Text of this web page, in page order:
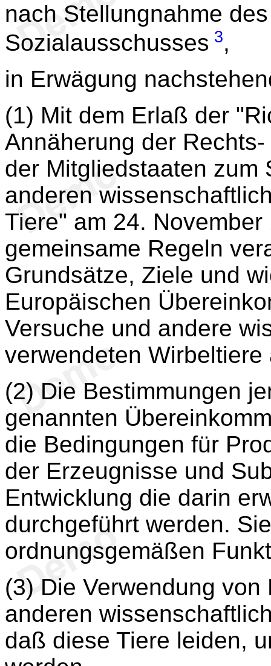
nach Stellungnahme
Sozialausschusses 3,
in Erwägung
(1) Mit dem Erlaß der
Annäherung der
der Mitgliedstaaten zum
anderen
Tiere" am 24.
gemeinsame Regeln
Grundsätze, Ziele und
Europäischen
Versuche und andere
verwendeten Wirbeltiere
(2) Die Bestimmungen
genannten
die Bedingungen für
der Erzeugnisse und
Entwicklung die darin
durchgeführt werden.
ordnungsgemäßen
(3) Die Verwendung
anderen
daß diese Tiere leiden,